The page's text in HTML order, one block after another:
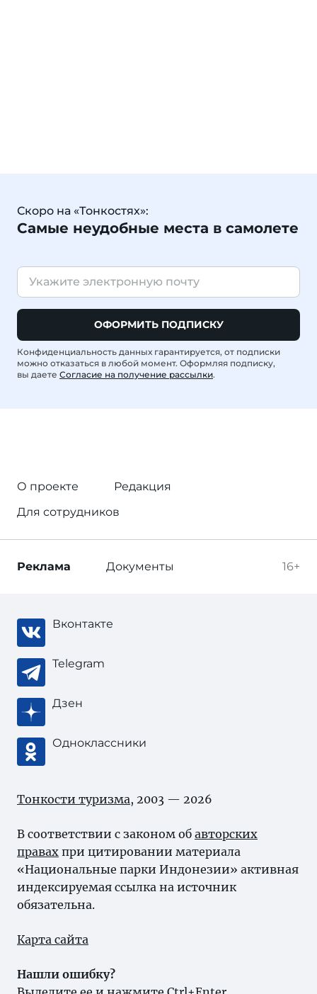
Скоро на «Тонкостях»:
Самые неудобные места в самолете
ОФОРМИТЬ ПОДПИСКУ
Конфиденциальность данных гарантируется, от подписки
можно отказаться в любой момент. Оформляя подписку,
вы даете Согласие на получение рассылки.
О проекте
Редакция
Для сотрудников
16+
Реклама Документы
Вконтакте
Telegram
Дзен
Одноклассники
Тонкости туризма, 2003 — 2026
В соответствии с законом об авторских
правах при цитировании материала
«Национальные парки Индонезии» активная
индексируемая ссылка на источник
обязательна.
Карта сайта
Нашли ошибку?